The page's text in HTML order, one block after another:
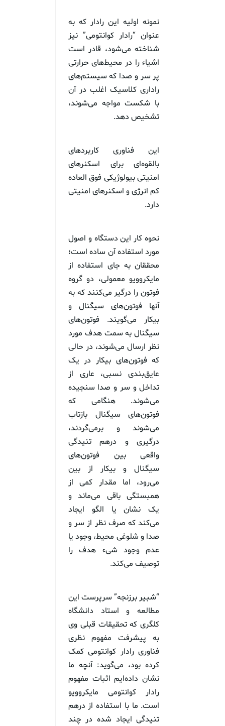
نمونه اولیه این رادار که به
عنوان “رادار کوانتومی” نیز
شناخته می‌شود، قادر است
اشیاء را در محیط‌های حرارتی
پر سر و صدا که سیستم‌های
راداری کلاسیک اغلب در آن
با شکست مواجه می‌شوند،
تشخیص دهد.
این فناوری کاربردهای
بالقوه‌ای برای اسکنرهای
امنیتی بیولوژیکی فوق العاده
کم انرژی و اسکنرهای امنیتی
دارد.
نحوه کار این دستگاه و اصول
مورد استفاده آن ساده است؛
محققان به جای استفاده از
مایکروویو معمولی، دو گروه
فوتون را درگیر می‌کنند که به
آنها فوتون‌های سیگنال و
بیکار می‌گویند. فوتون‌های
سیگنال به سمت هدف مورد
نظر ارسال می‌شوند، در حالی
که فوتون‌های بیکار در یک
عایق‌بندی نسبی، عاری از
تداخل و سر و صدا سنجیده
می‌شوند. هنگامی که
فوتون‌های سیگنال بازتاب
می‌شوند و برمی‌گردند،
درگیری و درهم تنیدگی
واقعی بین فوتون‌های
سیگنال و بیکار از بین
می‌رود، اما مقدار کمی از
همبستگی باقی می‌ماند و
یک نشان یا الگو ایجاد
می‌کند که صرف نظر از سر و
صدا و شلوغی محیط، وجود یا
عدم وجود شیء هدف را
توصیف می‌کند.
“شبیر برزنجه” سرپرست این
مطالعه و استاد دانشگاه
کلگری که تحقیقات قبلی وی
به پیشرفت مفهوم نظری
فناوری رادار کوانتومی کمک
کرده بود، می‌گوید: آنچه ما
نشان داده‌ایم اثبات مفهوم
رادار کوانتومی مایکروویو
است. ما با استفاده از درهم
تنیدگی ایجاد شده در چند